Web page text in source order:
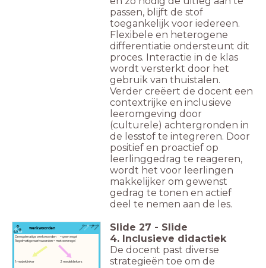
passen, blijft de stof
toegankelijk voor iedereen.
Flexibele en heterogene
differentiatie ondersteunt dit
proces. Interactie in de klas
wordt versterkt door het
gebruik van thuistalen.
Verder creëert de docent een
contextrijke en inclusieve
leeromgeving door
(culturele) achtergronden in
de lesstof te integreren. Door
positief en proactief op
leerlinggedrag te reageren,
wordt het voor leerlingen
makkelijker om gewenst
gedrag te tonen en actief
deel te nemen aan de les.
werkwoorden
Onregelmatige werkwoorden = geen regel
Regelmatige werkwoorden = met een regel
1 medeklinker 2 medeklinkers
Slide 27 - Slide
4. Inclusieve didactiek
De docent past diverse
strategieën toe om de